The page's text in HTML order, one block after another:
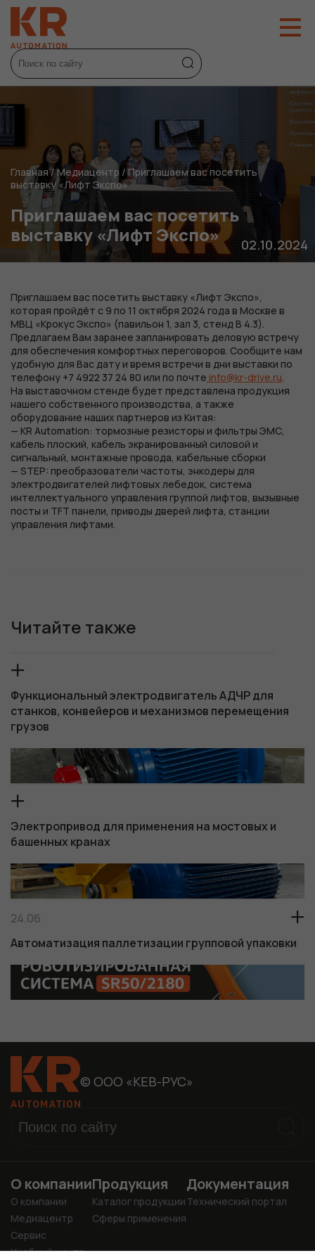
Главная/Медиацентр /Приглашаем вас посетить
выставку «Лифт Экспо»
Приглашаем вас посетить
выставку «Лифт Экспо»
02.10.2024
Приглашаем вас посетить выставку «Лифт Экспо»,
которая пройдёт с 9 по 11 октября 2024 года в Москве в
МВЦ «Крокус Экспо» (павильон 1, зал 3, стенд В 4.3).
Предлагаем Вам заранее запланировать деловую встречу
для обеспечения комфортных переговоров. Сообщите нам
удобную для Вас дату и время встречи в дни выставки по
телефону +7 4922 37 24 80 или по почте info@kr-drive.ru.
На выставочном стенде будет представлена продукция
нашего собственного производства, а также
оборудование наших партнеров из Китая:
— KR Automation: тормозные резисторы и фильтры ЭМС,
кабель плоский, кабель экранированный силовой и
сигнальный, монтажные провода, кабельные сборки
— STEP: преобразователи частоты, энкодеры для
электродвигателей лифтовых лебедок, система
интеллектуального управления группой лифтов, вызывные
посты и TFT панели, приводы дверей лифта, станции
управления лифтами.
Читайте также
Функциональный электродвигатель АДЧР для
станков, конвейеров и механизмов перемещения
грузов
Электропривод для применения на мостовых и
башенных кранах
24.06
Автоматизация паллетизации групповой упаковки
© ООО «КЕВ-РУС»
О компании
О компании
Медиацентр
Сервис
Учебный центр
Продукция
Каталог продукции
Сферы применения
Документация
Технический портал
Обязательные
статистики. Они
сайт работал.